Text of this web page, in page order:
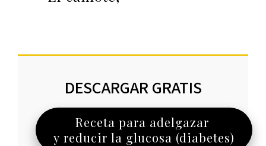
DESCARGAR GRATIS
Receta para adelgazar
y reducir la glucosa (diabetes)